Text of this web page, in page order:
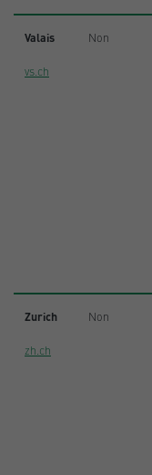
Valais
vs.ch
Non
Zurich
zh.ch
Non